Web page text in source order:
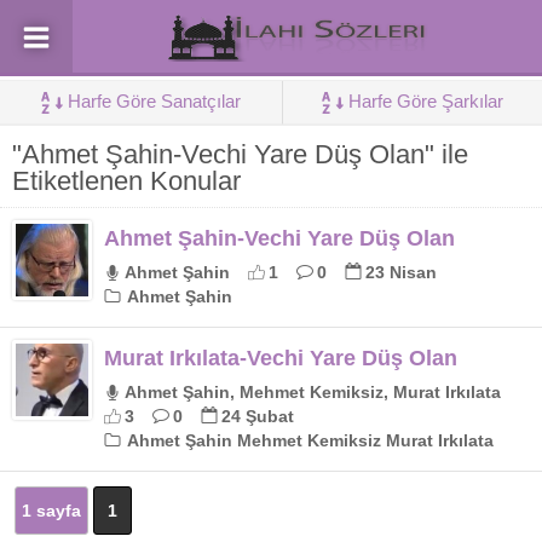
Harfe Göre Sanatçılar Harfe Göre Şarkılar
"Ahmet Şahin-Vechi Yare Düş Olan" ile
Etiketlenen Konular
Ahmet Şahin-Vechi Yare Düş Olan
Ahmet Şahin 1 0
23 Nisan
Ahmet Şahin
Murat Irkılata-Vechi Yare Düş Olan
Ahmet Şahin, Mehmet Kemiksiz, Murat Irkılata
3
0
24 Şubat
Ahmet Şahin Mehmet Kemiksiz Murat Irkılata
1 sayfa 1